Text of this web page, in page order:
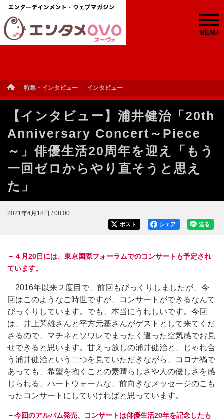
MENU
特集・インタビュー インタビュー
【インタビュー】浦井健治「20th
Anniversary Concert～Piece
～」俳優生活20周年を迎え「もう
一回ゼロからやり直そうと思え
た」
2021年4月18日 / 08:00
送る
シェア
ポスト
－４月20日には、東京国際フォーラムでのコンサートも予定され
ています。
2016年以来２度目で、前回もびっくりしましたが、今
回はこのようなご時世ですが、コンサートができるなんて
びっくりしています。でも、本当にうれしいです。今回
は、井上芳雄さんと平方元基さんがゲストとして来てくだ
さるので、マチネとソワレでまったく違った空気感でお見
せできると思います。甘えっ放しの浦井健治と、じゃれ合
う浦井健治という二つを見ていただきながら、コロナ禍で
あっても、希望を抱くことの素晴らしさや人の優しさを感
じられる、ハートウォームな、前向きなメッセージのこも
ったコンサートにしていければと思っています。
－今回のアルバム発売、コンサートは俳優生活20年を記念したも